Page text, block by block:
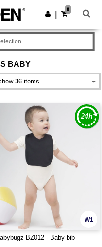
Pobierz app
0
BABY
W1
BZ012 - Baby bib